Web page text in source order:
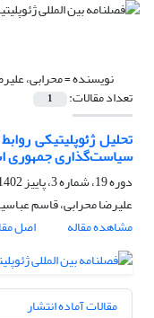
نویسنده =محرابی،
تعداد مقالات: 1
تحلیل ‌ژئوپلیتیکی
سیاست‌گذاری جمهوری
دوره 19، شماره 3، پاییز 1402، صفحه
علیرضا محرابی، قاسم
مشاهده مقاله
اصل
مقالات آماده انتشار